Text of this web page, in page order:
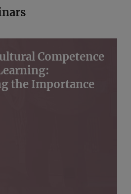
Competence
the Importance